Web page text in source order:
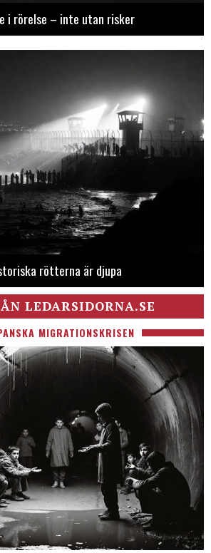
i rörelse – inte utan risker
rötterna är djupa
LEDARSIDORNA.SE
MIGRATIONSKRISEN